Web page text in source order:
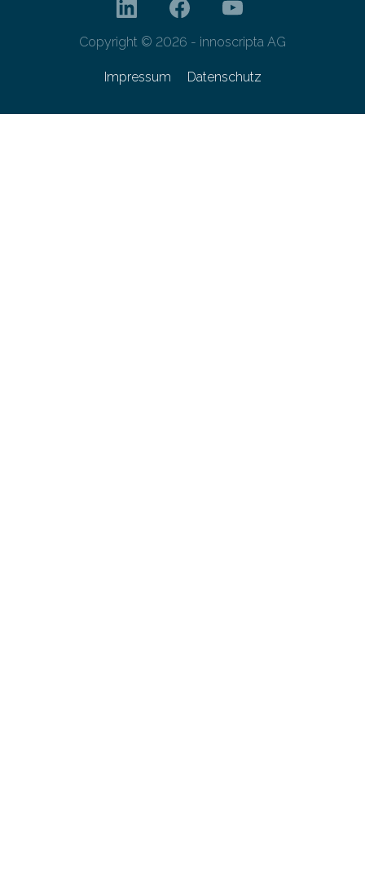
Copyright © 2026 - innoscripta AG
Impressum Datenschutz